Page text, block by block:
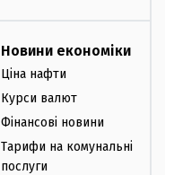
Новини економіки
Ціна нафти
Курси валют
Фінансові новини
Тарифи на комунальні
послуги